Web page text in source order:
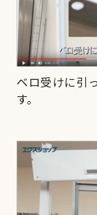
ベロ受けに引
す。